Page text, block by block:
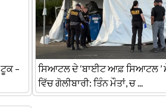
–
ਸਿਆਟਲ ਦੇ ‘ਬਾਈਟ ਆਫ਼ ਸਿਆਟਲ ’
ਵਿੱਚ ਗੋਲੀਬਾਰੀ: ਤਿੰਨ ਮੌਤਾਂ, ਚ ...